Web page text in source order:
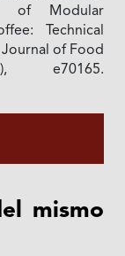
of Modular
Technical
of Food
e70165.
mismo